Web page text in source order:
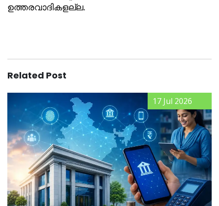
ഉത്തരവാദികളല്ല.
Related Post
17 Jul 2026